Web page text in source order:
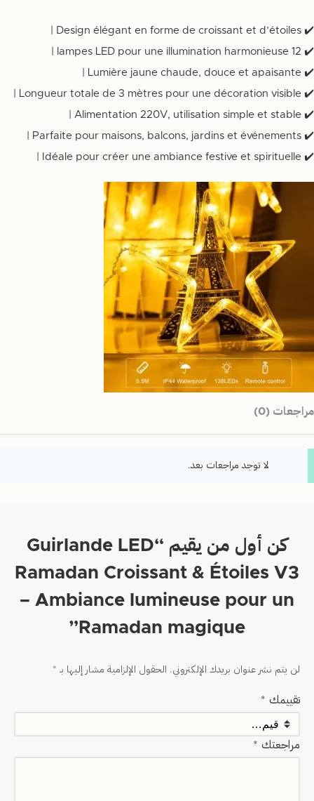
✔️ Design élégant en forme de croissant et d’étoiles |
✔️ 12 lampes LED pour une illumination harmonieuse |
✔️ Lumière jaune chaude, douce et apaisante |
✔️ Longueur totale de 3 mètres pour une décoration visible |
✔️ Alimentation 220V, utilisation simple et stable |
✔️ Parfaite pour maisons, balcons, jardins et événements |
✔️ Idéale pour créer une ambiance festive et spirituelle |
مراجعات (0)
لا توجد مراجعات بعد.
كن أول من يقيم “Guirlande LED
Ramadan Croissant & Étoiles V3
– Ambiance lumineuse pour un
Ramadan magique”
لن يتم نشر عنوان بريدك الإلكتروني. الحقول الإلزامية مشار إليها بـ *
تقييمك *
مراجعتك *